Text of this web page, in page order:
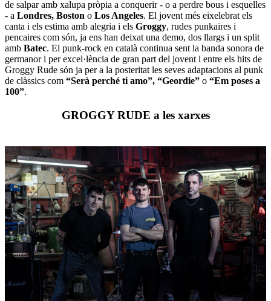
de salpar amb xalupa pròpia a conquerir - o a perdre bous i esquelles
- a Londres, Boston o Los Angeles. El jovent més eixelebrat els
canta i els estima amb alegria i els Groggy, rudes punkaires i
pencaires com són, ja ens han deixat una demo, dos llargs i un split
amb Batec. El punk-rock en català continua sent la banda sonora de
germanor i per excel·lència de gran part del jovent i entre els hits de
Groggy Rude són ja per a la posteritat les seves adaptacions al punk
de clàssics com “Serà perché ti amo”, “Geordie” o “Em poses a
100”.
GROGGY RUDE a les xarxes